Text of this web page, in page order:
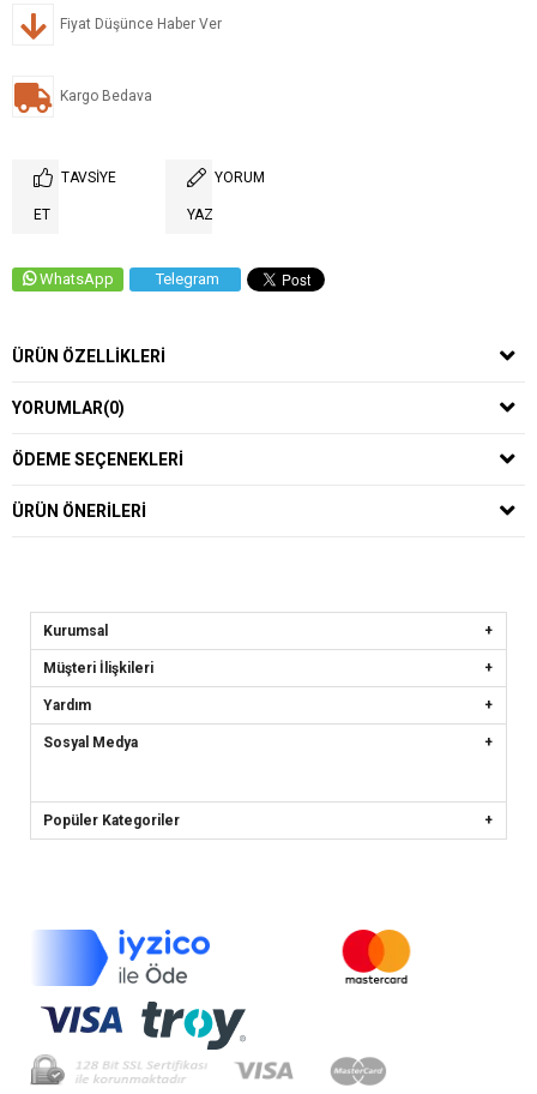
Fiyat Düşünce Haber Ver
Kargo Bedava
TAVSIYE
ET
YORUM
YAZ
WhatsApp Telegram
ÜRÜN ÖZELLIKLERI
YORUMLAR(0)
ÖDEME SEÇENEKLERI
ÜRÜN ÖNERILERI
Kurumsal
Müşteri İlişkileri
Yardım
Sosyal Medya
Popüler Kategoriler